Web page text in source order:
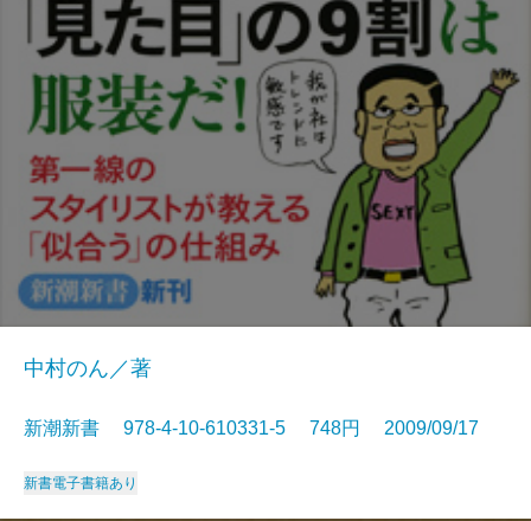
中村のん／著
新潮新書 978-4-10-610331-5 748円 2009/09/17
新書電子書籍あり